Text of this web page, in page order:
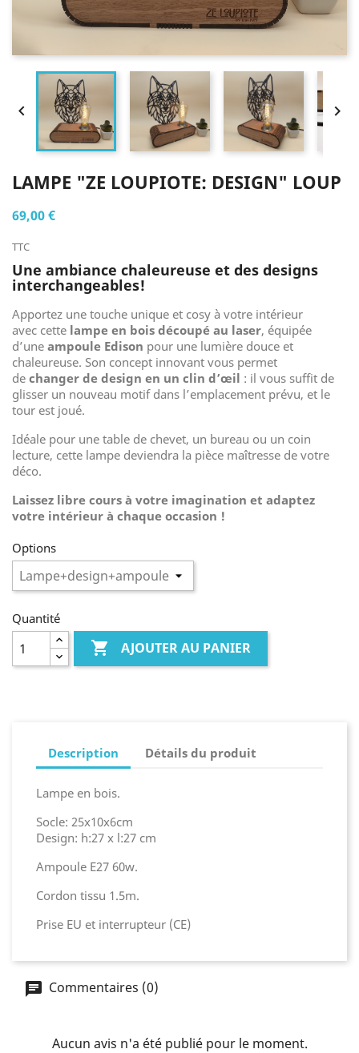
 
LAMPE "ZE LOUPIOTE: DESIGN" LOUP
69,00 €
TTC
Une ambiance chaleureuse et des designs
interchangeables!
Apportez une touche unique et cosy à votre intérieur
avec cette lampe en bois découpé au laser, équipée
d’une ampoule Edison pour une lumière douce et
chaleureuse. Son concept innovant vous permet
de changer de design en un clin d’œil : il vous suffit de
glisser un nouveau motif dans l’emplacement prévu, et le
tour est joué.
Idéale pour une table de chevet, un bureau ou un coin
lecture, cette lampe deviendra la pièce maîtresse de votre
déco.
Laissez libre cours à votre imagination et adaptez
votre intérieur à chaque occasion !
Options
Quantité
 AJOUTER AU PANIER
Description Détails du produit
Lampe en bois.
Socle: 25x10x6cm
Design: h:27 x l:27 cm
Ampoule E27 60w.
Cordon tissu 1.5m.
Prise EU et interrupteur (CE)
Commentaires (0)
Aucun avis n'a été publié pour le moment.